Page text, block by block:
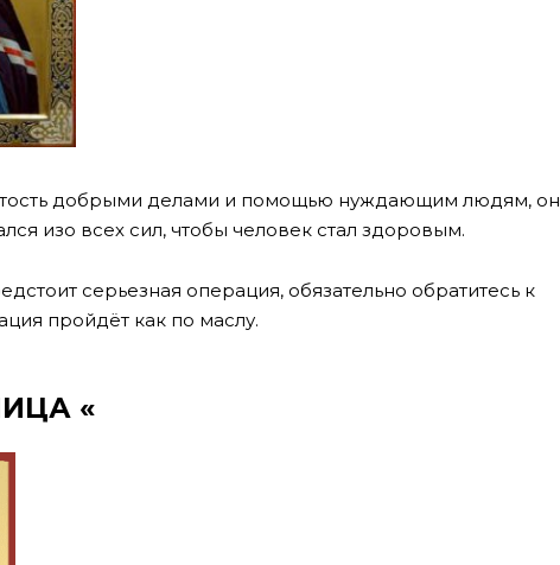
добрыми делами и помощью нуждающим людям, он
изо всех сил, чтобы человек стал здоровым.
серьезная операция, обязательно обратитесь к
пройдёт как по маслу.
«